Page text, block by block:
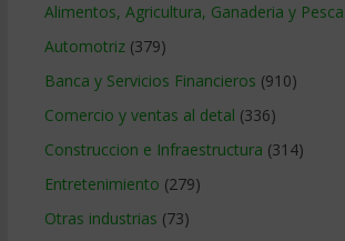
Alimentos, Agricultura, Ganaderia y Pesca
Automotriz(379)
Banca y Servicios Financieros (910)
Comercio y ventas al detal (336)
Construccion e Infraestructura (314)
Entretenimiento (279)
Otras industrias (73)